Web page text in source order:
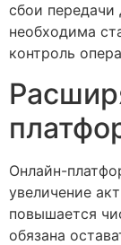
сбои передачи
необходима
контроль
Онлайн-
увеличение
повышается
обязана